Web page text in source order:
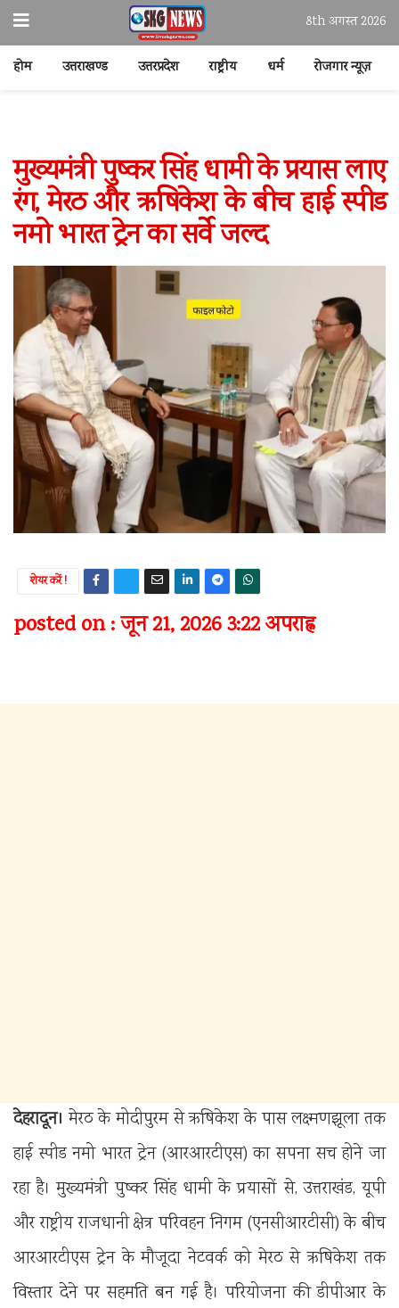
8th अगस्त 2026
होम उत्तराखण्ड उत्तरप्रदेश राष्ट्रीय धर्म रोजगार न्यूज़
मुख्यमंत्री पुष्कर सिंह धामी के प्रयास लाए
रंग, मेरठ और ऋषिकेश के बीच हाई स्पीड
नमो भारत ट्रेन का सर्वे जल्द
शेयर करें !
posted on : जून 21, 2026 3:22 अपराह्न
देहरादून। मेरठ के मोदीपुरम से ऋषिकेश के पास लक्ष्मणझूला तक
हाई स्पीड नमो भारत ट्रेन (आरआरटीएस) का सपना सच होने जा
रहा है। मुख्यमंत्री पुष्कर सिंह धामी के प्रयासों से, उत्तराखंड, यूपी
और राष्ट्रीय राजधानी क्षेत्र परिवहन निगम (एनसीआरटीसी) के बीच
आरआरटीएस ट्रेन के मौजूदा नेटवर्क को मेरठ से ऋषिकेश तक
विस्तार देने पर सहमति बन गई है। परियोजना की डीपीआर के